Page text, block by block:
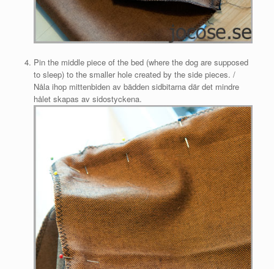
Pin the middle piece of the bed (where the dog are supposed
to sleep) to the smaller hole created by the side pieces. /
Nåla ihop mittenbiden av bädden sidbitarna där det mindre
hålet skapas av sidostyckena.